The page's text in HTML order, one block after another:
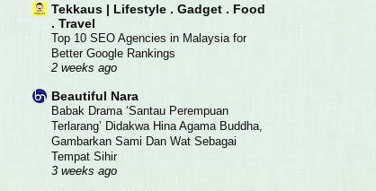
Tekkaus | Lifestyle . Gadget . Food
. Travel
Top 10 SEO Agencies in Malaysia for
Better Google Rankings
2 weeks ago
Beautiful Nara
Babak Drama ‘Santau Perempuan
Terlarang’ Didakwa Hina Agama Buddha,
Gambarkan Sami Dan Wat Sebagai
Tempat Sihir
3 weeks ago